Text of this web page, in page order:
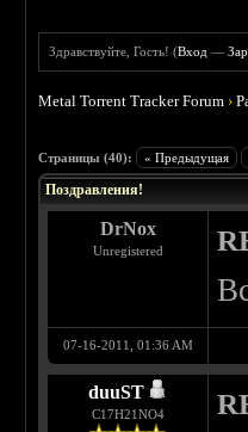
Здравствуйте, Гость! (Вход —
Metal Torrent Tracker Forum ›
Страницы (40): « Предыдущая
Поздравления!
DrNox
Unregistered
07-16-2011, 01:36 AM
duuST
С17H21NO4